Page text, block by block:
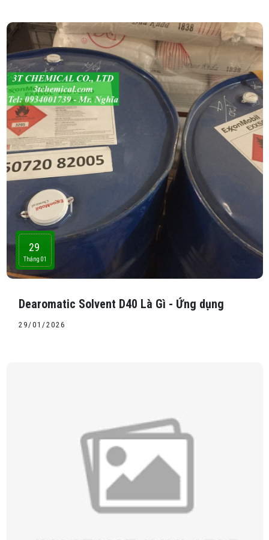
29
Tháng 01
Dearomatic Solvent D40 Là Gì - Ứng dụng
29/01/2026